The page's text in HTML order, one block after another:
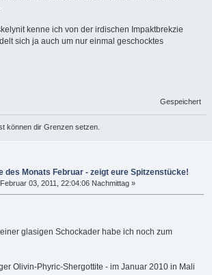
kenne ich von der irdischen Impaktbrekzie
sich ja auch um nur einmal geschocktes
Gespeichert
können dir Grenzen setzen.
des Monats Februar - zeigt eure Spitzenstücke!
Februar 03, 2011, 22:04:06 Nachmittag »
glasigen Schockader habe ich noch zum
Olivin-Phyric-Shergottite - im Januar 2010 in Mali